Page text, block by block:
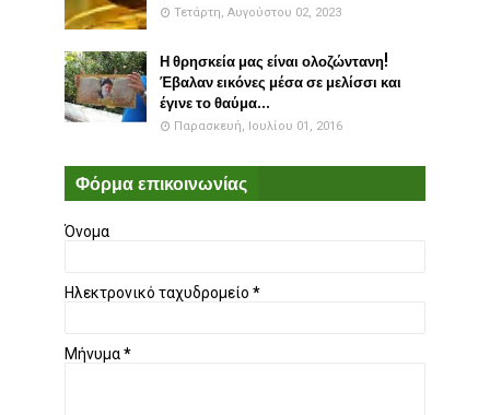
Τετάρτη, Αυγούστου 02, 2023
Η θρησκεία μας είναι ολοζώντανη!
Έβαλαν εικόνες μέσα σε μελίσσι και
έγινε το θαύμα...
Παρασκευή, Ιουλίου 01, 2016
Φόρμα επικοινωνίας
Όνομα
Ηλεκτρονικό ταχυδρομείο *
Μήνυμα*